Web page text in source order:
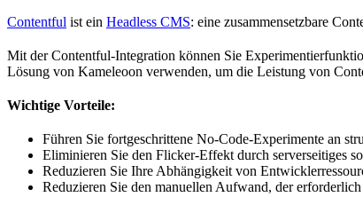
Contentful ist ein Headless CMS: eine zusammensetzbare
Mit der Contentful-Integration können Sie
Lösung von Kameleoon verwenden, um die Leistung von
Wichtige Vorteile:
Führen Sie fortgeschrittene No-Code-Experimente an
Eliminieren Sie den Flicker-Effekt durch serverseitiges
Reduzieren Sie Ihre Abhängigkeit von
Reduzieren Sie den manuellen Aufwand, der